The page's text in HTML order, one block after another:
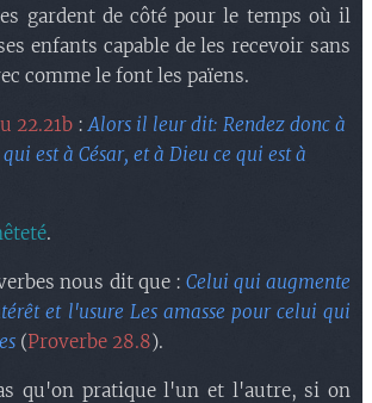
gardent de côté pour le temps où il
enfants capable de les recevoir sans
comme le font les païens.
22.21b : Alors il leur dit: Rendez donc à
qui est à César, et à Dieu ce qui est à
.
nous dit que : Celui qui augmente
et l'usure Les amasse pour celui qui
(Proverbe 28.8).
qu'on pratique l'un et l'autre, si on